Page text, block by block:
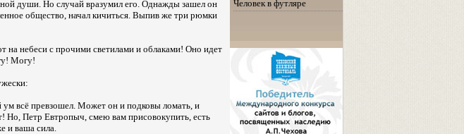
души. Но случай вразумил его. Однажды зашел он
общество, начал кичиться. Выпив же три рюмки
на небеси с прочими светилами и облаками! Оно идет
Могу!
всё превзошел. Может он и подковы ломать, и
Но, Петр Евтропыч, смею вам присовокупить, есть
и ваша сила.
Человек в футляре